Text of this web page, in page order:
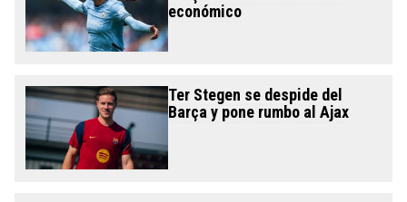
económico
Ter Stegen se despide del
Barça y pone rumbo al Ajax